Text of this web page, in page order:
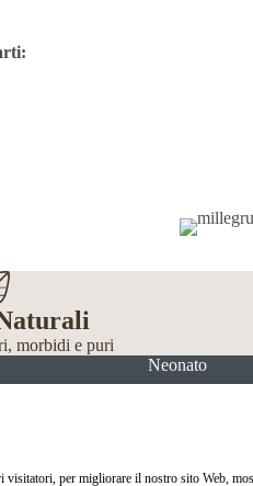
morbidi e puri
Neonato
per migliorare il nostro sito Web,